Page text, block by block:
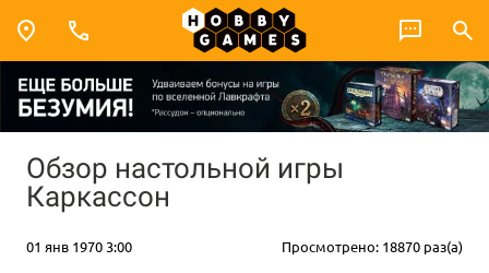
Обзор настольной игры
Каркассон
01 янв 1970 3:00 Просмотрено: 18870 раз(а)